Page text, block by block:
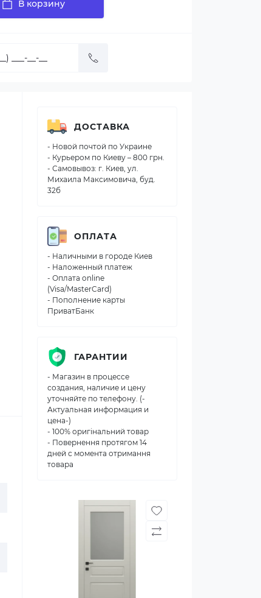
В корзину
ДОСТАВКА
- Новой почтой по Украине
- Курьером по Киеву – 800 грн.
- Самовывоз: г. Киев, ул.
Михаила Максимовича, буд.
32б
ОПЛАТА
- Наличными в городе Киев
- Наложенный платеж
- Оплата online
(Visa/MasterCard)
- Пополнение карты
ПриватБанк
ГАРАНТИИ
- Магазин в процессе
создания, наличие и цену
уточняйте по телефону. (-
Актуальная информация и
цена-)
- 100% оригінальний товар
- Повернення протягом 14
дней с момента отримання
товара